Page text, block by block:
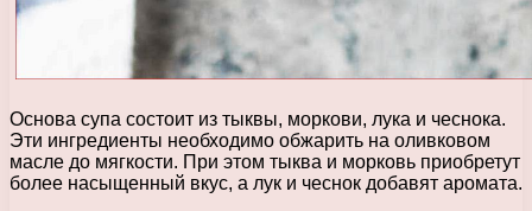
Основа супа состоит из тыквы, моркови, лука и чеснока.
Эти ингредиенты необходимо обжарить на оливковом
масле до мягкости. При этом тыква и морковь приобретут
более насыщенный вкус, а лук и чеснок добавят аромата.